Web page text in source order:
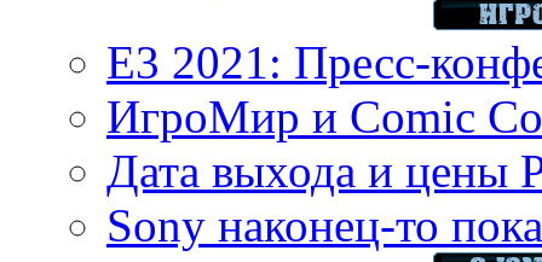
E3 2021: Пресс-
ИгроМир и Comic
Дата выхода и цены
Sony наконец-то